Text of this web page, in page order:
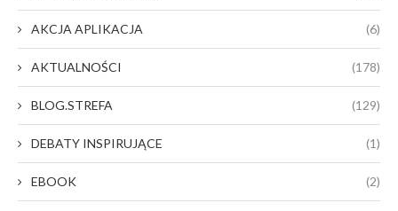
AKCJA APLIKACJA (6)
AKTUALNOŚCI (178)
BLOG.STREFA (129)
DEBATY INSPIRUJĄCE (1)
EBOOK (2)